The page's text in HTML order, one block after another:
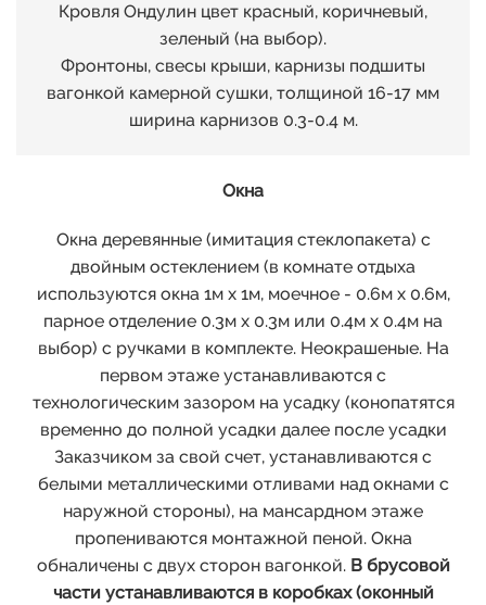
Кровля Ондулин цвет красный, коричневый,
зеленый (на выбор).
Фронтоны, свесы крыши, карнизы подшиты
вагонкой камерной сушки, толщиной 16-17 мм
ширина карнизов 0.3-0.4 м.
Окна
Окна деревянные (имитация стеклопакета) с
двойным остеклением (в комнате отдыха
используются окна 1м х 1м, моечное - 0.6м х 0.6м,
парное отделение 0.3м х 0.3м или 0.4м х 0.4м на
выбор) с ручками в комплекте. Неокрашеные. На
первом этаже устанавливаются с
технологическим зазором на усадку (конопатятся
временно до полной усадки далее после усадки
Заказчиком за свой счет, устанавливаются с
белыми металлическими отливами над окнами с
наружной стороны), на мансардном этаже
пропениваются монтажной пеной. Окна
обналичены с двух сторон вагонкой.В брусовой
части устанавливаются в коробках (оконный